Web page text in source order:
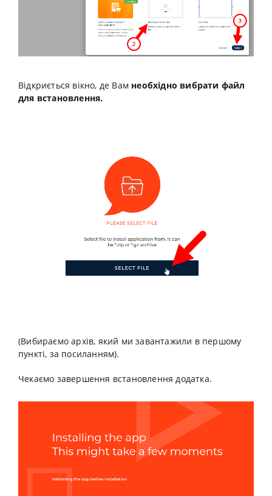
Відкриється вікно, де Вам необхідно вибрати файл
для встановлення.
(Вибираємо архів, який ми завантажили в першому
пункті, за посиланням).
Чекаємо завершення встановлення додатка.